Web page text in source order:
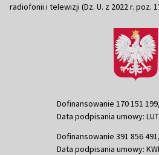
radiofonii i telewizji (Dz. U. z 2022 r. poz.
Dofinansowanie 170 151
Data podpisania umowy:
Dofinansowanie 391 856
Data podpisania umowy: